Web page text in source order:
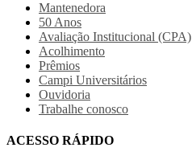
Mantenedora
50 Anos
Avaliação Institucional (CPA)
Acolhimento
Prêmios
Campi Universitários
Ouvidoria
Trabalhe conosco
ACESSO RÁPIDO